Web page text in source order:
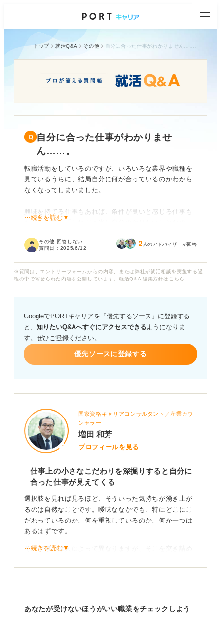
トップ 就活Q&A その他 自分に合った仕事がわかりません……。
自分に合った仕事がわかりませ
ん……。
転職活動をしているのですが、いろいろな業界や職種を
見ているうちに、結局自分に何が合っているのかわから
なくなってしまいました。
興味を持てる仕事もあれば、条件が良いと感じる仕事も
ありますが、「これが本当に自分のやりたいことなの
てません。
で、将来何をしたいのかも不明確です。周りの友人がど
同じように自分に合った仕事がわからずに悩んでいる方
はいますか？
また、自分に合った仕事を見つけるための考え方や、具
体的な行動、自己分析の方法などについて、プロのキャ
⋯続きを読む▼
その他 回答しない
質問日： 2025/6/12 2 人のアドバイザーが回答
※質問は、エントリーフォームからの内容、または弊社が就活相談を実施する過
程の中で寄せられた内容を公開しています。就活Q&A 編集方針は こちら
GoogleでPORTキャリアを「優先するソース」に登録する
と、 知りたいQ&Aへすぐにアクセスできるようになりま
す。ぜひご登録ください。
優先ソースに登録する
国家資格キャリアコンサルタント／産業カウ
ンセラー
増田 和芳
プロフィールを見る
仕事上の小さなこだわりを深掘りすると自分に
合った仕事が見えてくる
選択肢を見れば見るほど、そういった気持ちが湧き上が
るのは自然なことです。曖昧ななかでも、特にどこにこ
だわっているのか、何を重視しているのか、何か一つは
あるはずです。
それが何かは人によって異なりますが、そこを突き詰め
みましょう。
⋯続きを読む▼
あなたが受けないほうがいい職業をチェックしよう